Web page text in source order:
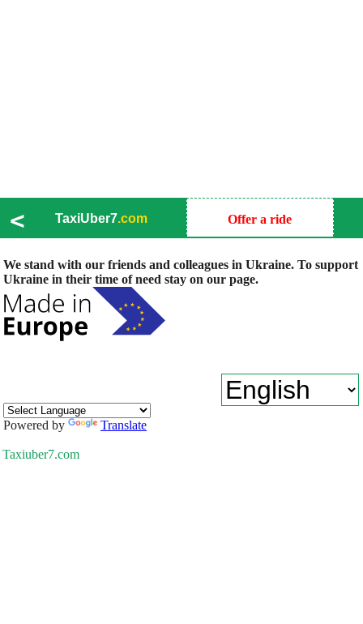
< TaxiUber7.com Offer a ride
We stand with our friends and colleagues in Ukraine. To support
Ukraine in their time of need stay on our page.
Powered by Translate
Taxiuber7.com